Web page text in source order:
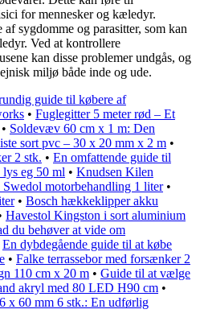
for mennesker og kæledyr.
sygdomme og parasitter, som kan
Ved at kontrollere
kan disse problemer undgås, og
miljø både inde og ude.
guide til købere af
• Fuglegitter 5 meter rød – Et
• Soldevæv 60 cm x 1 m: Den
sort pvc – 30 x 20 mm x 2 m •
2 stk. • En omfattende guide til
eg 50 ml • Knudsen Kilen
Swedol motorbehandling 1 liter•
• Bosch hækkeklipper akku
Havestol Kingston i sort aluminium
du behøver at vide om
En dybdegående guide til at købe
• Falke terrassebor med forsænker 2
110 cm x 20 m • Guide til at vælge
akryl med 80 LED H90 cm •
x 60 mm 6 stk.: En udførlig